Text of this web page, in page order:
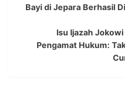
Bayi di Jepara Berhasil
Isu Ijazah
Pengamat Hukum: